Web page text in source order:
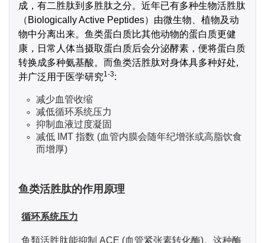
成，有二胜肽到多胜肽之分。近年已有多种生物活胜肽
（Biologically Active Peptides）由微生物、植物及动
物中分离出来。鱼类蛋白质比其他动物的蛋白质更健
康，日常人体当摄取蛋白质后会分泌酵素，便将蛋白质
转换成多种氨基酸。而鱼类活胜肽对身体具多种好处,
并广泛用于医学研究1-3:
减少血管收缩
减低循环系统压力
抑制血液过度凝固
减低 IMT 指数 (血管内膜会随年纪增张或高脂饮食
而增厚)
鱼类活胜肽的作用原理
循环系统压力
鱼類活胜肽能抑制 ACE (血管紧张素转化酶)。这种酶